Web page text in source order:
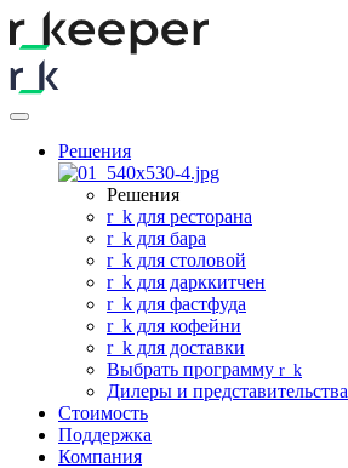
Решения
Решения
r_ k для ресторана
r_ k для бара
r_ k для столовой
r_ k для дарккитчен
r_ k для фастфуда
r_ k для кофейни
r_ k для доставки
Выбрать программу r k
Дилеры и представительства
Стоимость
Поддержка
Компания